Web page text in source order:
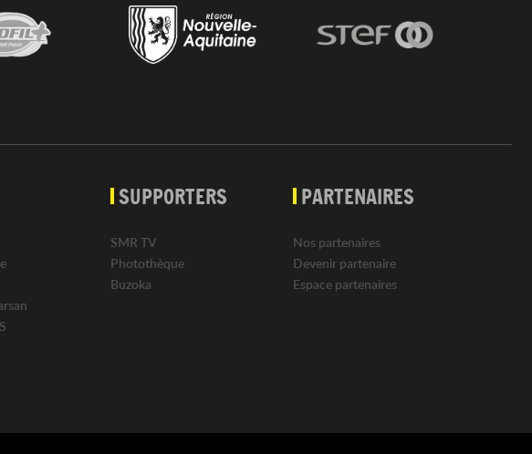
SUPPORTERS
SMR TV
Photothèque
Buzoka
PARTENAIRES
Nos partenaires
Devenir partenaire
Espace partenaires